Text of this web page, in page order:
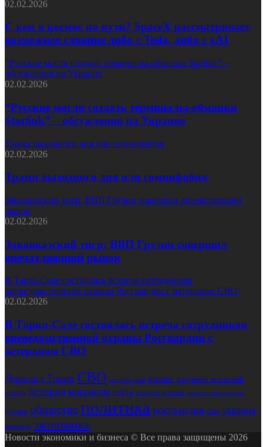
02.02.2026
С кем в космос по пути? SpaceX рассматривает
возможное слияние либо с Tesla, либо с xAI
“Русские могли создать терминалы-обманки Starlink” –
обсуждения на Украине
02.02.2026
“Русские могли создать терминалы-обманки
Starlink” – обсуждения на Украине
Трамп выходного дня или сомнифобия
02.02.2026
Трамп выходного дня или сомнифобия
Закавказский тигр: ВВП Грузии совершил впечатляющий
рывок
02.02.2026
Закавказский тигр: ВВП Грузии совершил
впечатляющий рывок
В Тарко-Сале состоялась встреча сотрудников
вневедомственной охраны Росгвардии с ветераном СВО
02.02.2026
В Тарко-Сале состоялась встреча сотрудников
вневедомственной охраны Росгвардии с
ветераном СВО
Дональд Трамп СВО азербайджан бизнес владимир зеленский
власть история мигранты нефть новости испании новости испании на
русском обществополитика росгвардия сша украина
финансы экономика
Новости экономики и бизнеса © Все права защищены 2026